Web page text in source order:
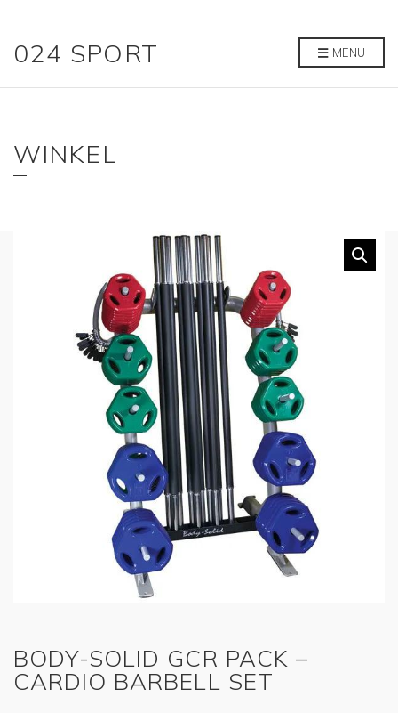
024 SPORT MENU
WINKEL
BODY-SOLID GCR PACK –
CARDIO BARBELL SET